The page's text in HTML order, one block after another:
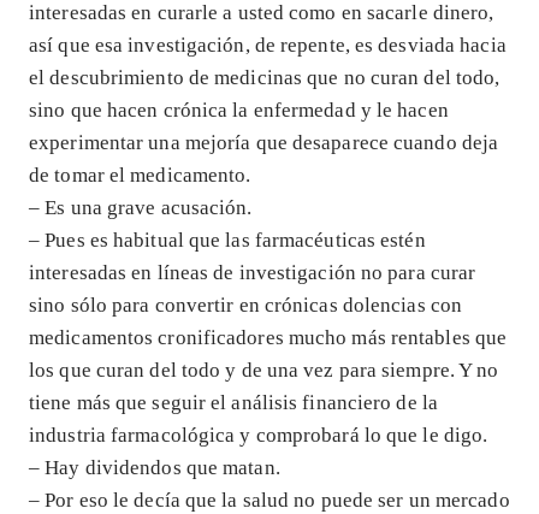
interesadas en curarle a usted como en sacarle dinero,
así que esa investigación, de repente, es desviada hacia
el descubrimiento de medicinas que no curan del todo,
sino que hacen crónica la enfermedad y le hacen
experimentar una mejoría que desaparece cuando deja
de tomar el medicamento.
– Es una grave acusación.
– Pues es habitual que las farmacéuticas estén
interesadas en líneas de investigación no para curar
sino sólo para convertir en crónicas dolencias con
medicamentos cronificadores mucho más rentables que
los que curan del todo y de una vez para siempre. Y no
tiene más que seguir el análisis financiero de la
industria farmacológica y comprobará lo que le digo.
– Hay dividendos que matan.
– Por eso le decía que la salud no puede ser un mercado